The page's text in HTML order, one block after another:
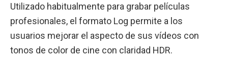
Utilizado habitualmente para grabar películas
profesionales, el formato Log permite a los
usuarios mejorar el aspecto de sus vídeos con
tonos de color de cine con claridad HDR.